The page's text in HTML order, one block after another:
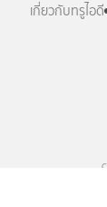
เกี่ยวกับทรูไอดี